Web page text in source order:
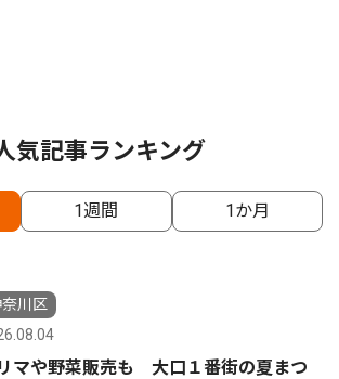
気記事ランキング
1週間 1か月
川区
マや野菜販売も 大口１番街の夏まつ